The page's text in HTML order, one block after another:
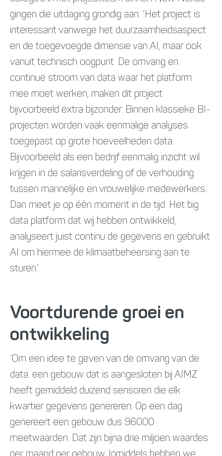
gingen die uitdaging grondig aan. ‘Het project is
interessant vanwege het duurzaamheidsaspect
en de toegevoegde dimensie van AI, maar ook
vanuit technisch oogpunt. De omvang en
continue stroom van data waar het platform
mee moet werken, maken dit project
bijvoorbeeld extra bijzonder. Binnen klassieke BI-
projecten worden vaak eenmalige analyses
toegepast op grote hoeveelheden data.
Bijvoorbeeld als een bedrijf eenmalig inzicht wil
krijgen in de salarisverdeling of de verhouding
tussen mannelijke en vrouwelijke medewerkers.
Dan meet je op één moment in de tijd. Het big
data platform dat wij hebben ontwikkeld,
analyseert juist continu de gegevens en gebruikt
AI om hiermee de klimaatbeheersing aan te
sturen.’
Voortdurende groei en
ontwikkeling
‘Om een idee te geven van de omvang van de
data: een gebouw dat is aangesloten bij AIMZ
heeft gemiddeld duizend sensoren die elk
kwartier gegevens genereren. Op een dag
genereert een gebouw dus 96000
meetwaarden. Dat zijn bijna drie miljoen waardes